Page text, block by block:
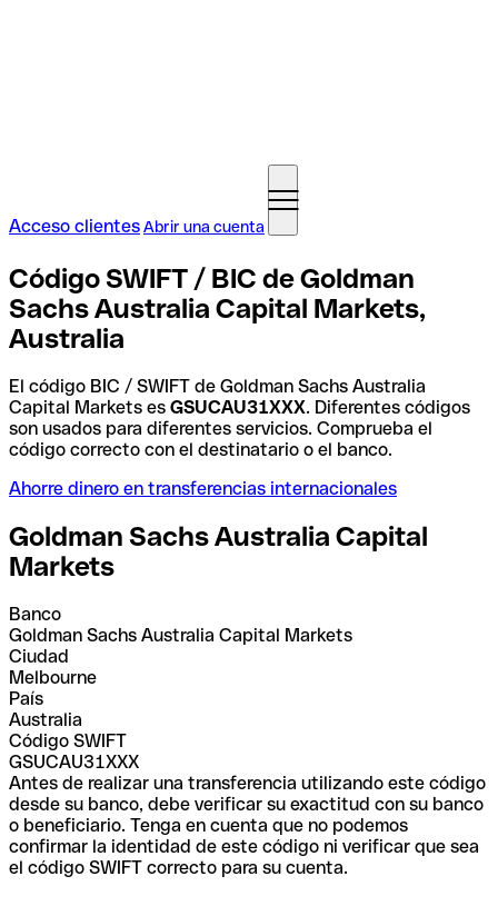
Acceso clientesAbrir una cuenta
Código SWIFT / BIC de Goldman
Sachs Australia Capital Markets,
Australia
El código BIC / SWIFT de Goldman Sachs Australia
Capital Markets es GSUCAU31XXX. Diferentes códigos
son usados para diferentes servicios. Comprueba el
código correcto con el destinatario o el banco.
Ahorre dinero en transferencias internacionales
Goldman Sachs Australia Capital
Markets
Banco
Goldman Sachs Australia Capital Markets
Ciudad
Melbourne
País
Australia
Código SWIFT
GSUCAU31XXX
Antes de realizar una transferencia utilizando este código
desde su banco, debe verificar su exactitud con su banco
o beneficiario. Tenga en cuenta que no podemos
confirmar la identidad de este código ni verificar que sea
el código SWIFT correcto para su cuenta.